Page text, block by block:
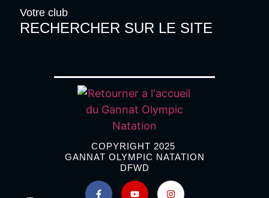
Votre club
RECHERCHER SUR LE SITE
COPYRIGHT 2025
GANNAT OLYMPIC NATATION
DFWD